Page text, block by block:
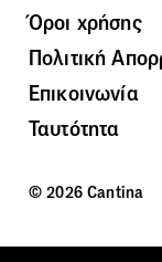
Όροι χρήσης
Πολιτική
Επικοινωνία
Ταυτότητα
© 2026 Cantina